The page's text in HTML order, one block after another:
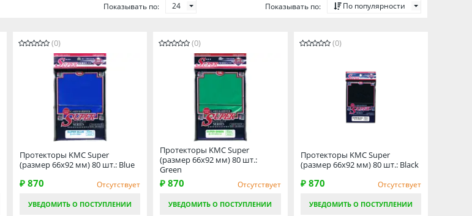
Показывать по: 24 Показывать по: По популярности
(0)
Протекторы KMC Super
(размер 66х92 мм) 80 шт.: Blue
₽ 870 Отсутствует
УВЕДОМИТЬ О ПОСТУПЛЕНИИ
(0)
Протекторы KMC Super
(размер 66х92 мм) 80 шт.:
Green
₽ 870 Отсутствует
УВЕДОМИТЬ О ПОСТУПЛЕНИИ
(0)
Протекторы KMC Super
(размер 66х92 мм) 80 шт.: Black
₽ 870 Отсутствует
УВЕДОМИТЬ О ПОСТУПЛЕНИИ